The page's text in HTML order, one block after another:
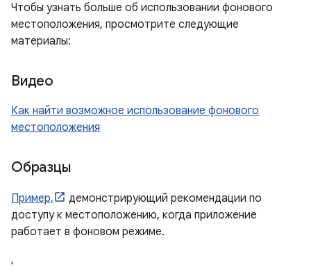
Чтобы узнать больше об использовании фонового
местоположения, просмотрите следующие
материалы:
Видео
Как найти возможное использование фонового
местоположения
Образцы
Пример,
демонстрирующий рекомендации по
доступу к местоположению, когда приложение
работает в фоновом режиме.
,